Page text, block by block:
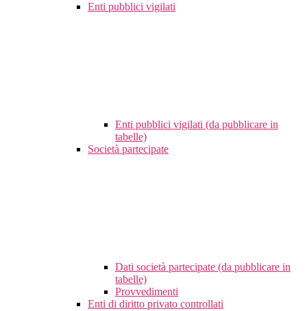
Enti pubblici vigilati
Enti pubblici vigilati (da pubblicare in
tabelle)
Società partecipate
Dati società partecipate (da pubblicare in
tabelle)
Provvedimenti
Enti di diritto privato controllati